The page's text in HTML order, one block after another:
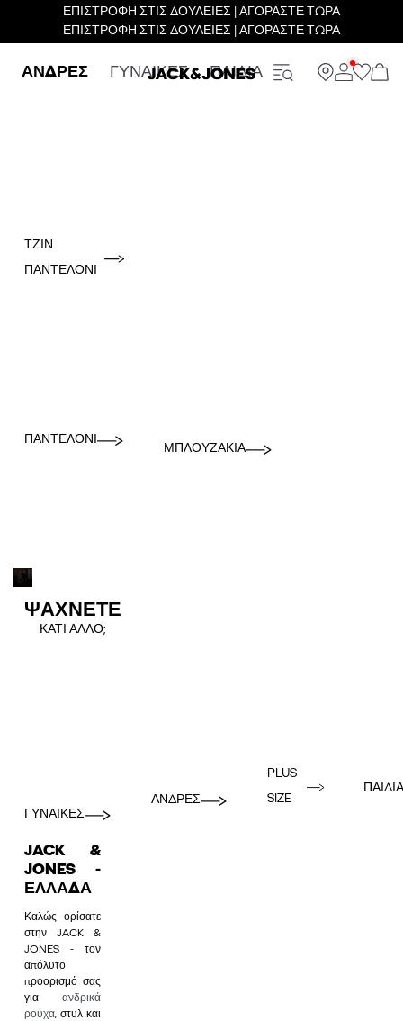
ΕΠΙΣΤΡΟΦΗ ΣΤΙΣ ΔΟΥΛΕΙΕΣ | ΑΓΟΡΑΣΤΕ ΤΩΡΑ
ΕΠΙΣΤΡΟΦΗ ΣΤΙΣ ΔΟΥΛΕΙΕΣ | ΑΓΟΡΑΣΤΕ ΤΩΡΑ
ΑΝΔΡΕΣ ΓΥΝΑΙΚΕΣ ΠΑΙΔΙΑ
ΤΖΙΝ
ΠΑΝΤΕΛΌΝΙ
ΠΑΝΤΕΛΌΝΙ
ΜΠΛΟΥΖΆΚΙΑ
ΨΑΧΝΕΤΕ
ΚΑΤΙ ΑΛΛΟ;
ΓΥΝΑΙΚΕΣ
ΑΝΔΡΕΣ
PLUS
SIZE
ΠΑΙΔΙΑ
JACK &
JONES -
ΕΛΛΆΔΑ
Καλώς ορίσατε
στην JACK &
JONES - τον
απόλυτο
προορισμό σας
για ανδρικά
ρούχα, στυλ και